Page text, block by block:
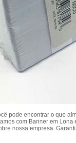
pode encontrar o que
com Banner em Lona
nossa empresa.